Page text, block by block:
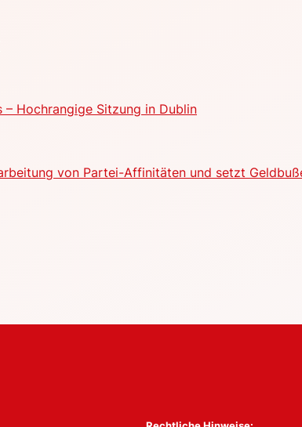
– Hochrangige Sitzung in Dublin
von Partei-Affinitäten und setzt